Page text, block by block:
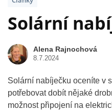
Solární
Alena Rajnochová
8.7.2024
Solární nabíječku oceníte v
potřebovat dobít nějaké
možnost připojení na